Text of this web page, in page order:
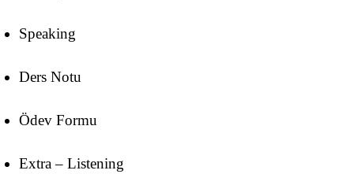
Speaking
Ders Notu
Ödev Formu
Extra – Listening